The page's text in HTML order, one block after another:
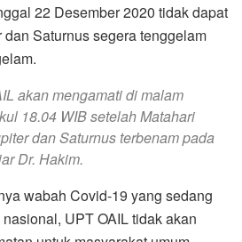
22 Desember 2020 tidak dapat
Saturnus segera tenggelam
akan mengamati di malam
18.04 WIB setelah Matahari
dan Saturnus terbenam pada
Dr. Hakim.
wabah Covid-19 yang sedang
UPT OAIL tidak akan